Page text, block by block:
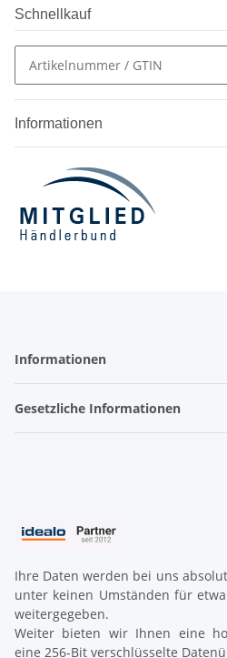
Schnellkauf
Informationen
Informationen
Gesetzliche Informationen
Ihre Daten werden bei uns
unter keinen Umständen für
weitergegeben.
Weiter bieten wir Ihnen eine
eine 256-Bit verschlüsselte